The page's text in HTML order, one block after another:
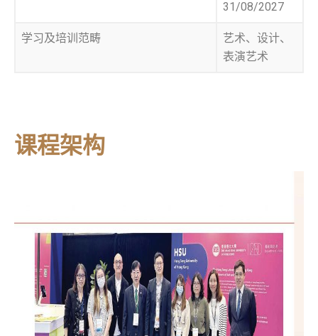
31/08/2027
学习及培训范畴
艺术、设计、
表演艺术
课程架构